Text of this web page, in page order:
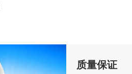
质量保证